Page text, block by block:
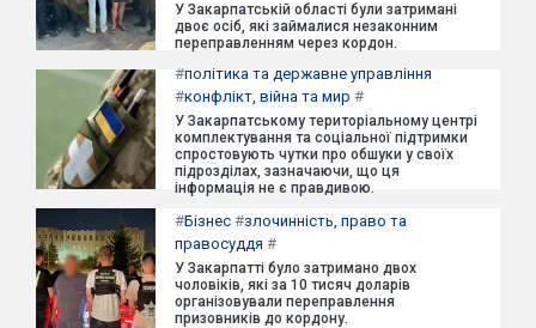
У Закарпатській області були затримані
двоє осіб, які займалися незаконним
переправленням через кордон.
#політика та державне управління
#конфлікт, війна та мир #
У Закарпатському територіальному центрі
комплектування та соціальної підтримки
спростовують чутки про обшуки у своїх
підрозділах, зазначаючи, що ця
інформація не є правдивою.
#Бізнес #злочинність, право та
правосуддя #
У Закарпатті було затримано двох
чоловіків, які за 10 тисяч доларів
організовували переправлення
призовників до кордону.